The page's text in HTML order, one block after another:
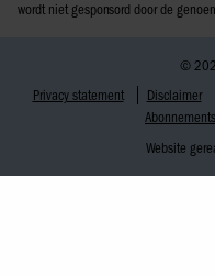
wordt niet gesponsord door de
©
Privacy statement
Disclaimer
Website